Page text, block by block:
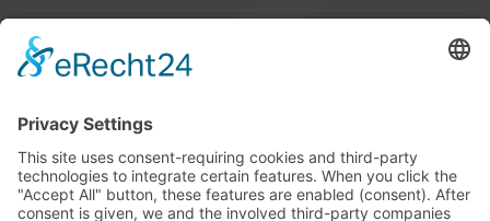
Suckow & Fischer Systeme
GmbH + Co. KG
Waldstraße 2
64584 Biebesheim
Germany